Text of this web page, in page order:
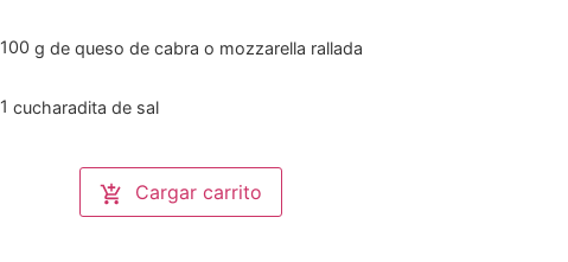
100 g de queso de cabra o mozzarella rallada
1 cucharadita de sal
Cargar carrito